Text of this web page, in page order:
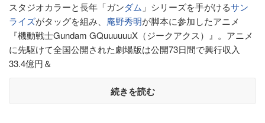
スタジオカラーと長年「ガンダム 」シリーズを手がけるサン
ライズがタッグを組み、 庵野秀明が脚本に参加したアニメ
『機動戦士Gundam GQuuuuuuX（ジークアクス）』。アニメ
に先駆けて全国公開された劇場版は公開73日間で興行収入
33.4億円＆
続きを読む